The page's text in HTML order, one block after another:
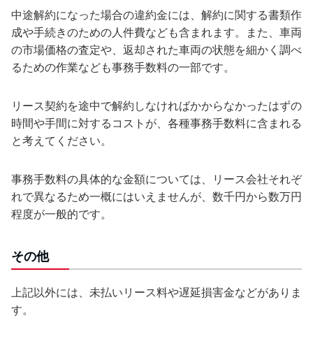
中途解約になった場合の違約金には、解約に関する書類作
成や手続きのための人件費なども含まれます。また、車両
の市場価格の査定や、返却された車両の状態を細かく調べ
るための作業なども事務手数料の一部です。
リース契約を途中で解約しなければかからなかったはずの
時間や手間に対するコストが、各種事務手数料に含まれる
と考えてください。
事務手数料の具体的な金額については、リース会社それぞ
れで異なるため一概にはいえませんが、数千円から数万円
程度が一般的です。
その他
上記以外には、未払いリース料や遅延損害金などがありま
す。